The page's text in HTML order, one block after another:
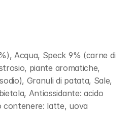
Acqua, Speck 9% (carne di
piante aromatiche,
Granuli di patata, Sale,
Antiossidante: acido
contenere: latte, uova